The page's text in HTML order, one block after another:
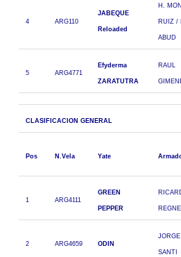
4 ARG110
JABEQUE
Reloaded
H.
RUIZ /
ABUD
5 ARG4771
Efyderma
ZARATUTRA
RAUL
CLASIFICACION GENERAL
Pos N.Vela Yate
1 ARG4111
GREEN
PEPPER
2 ARG4659 ODIN
JORGE
SANTI